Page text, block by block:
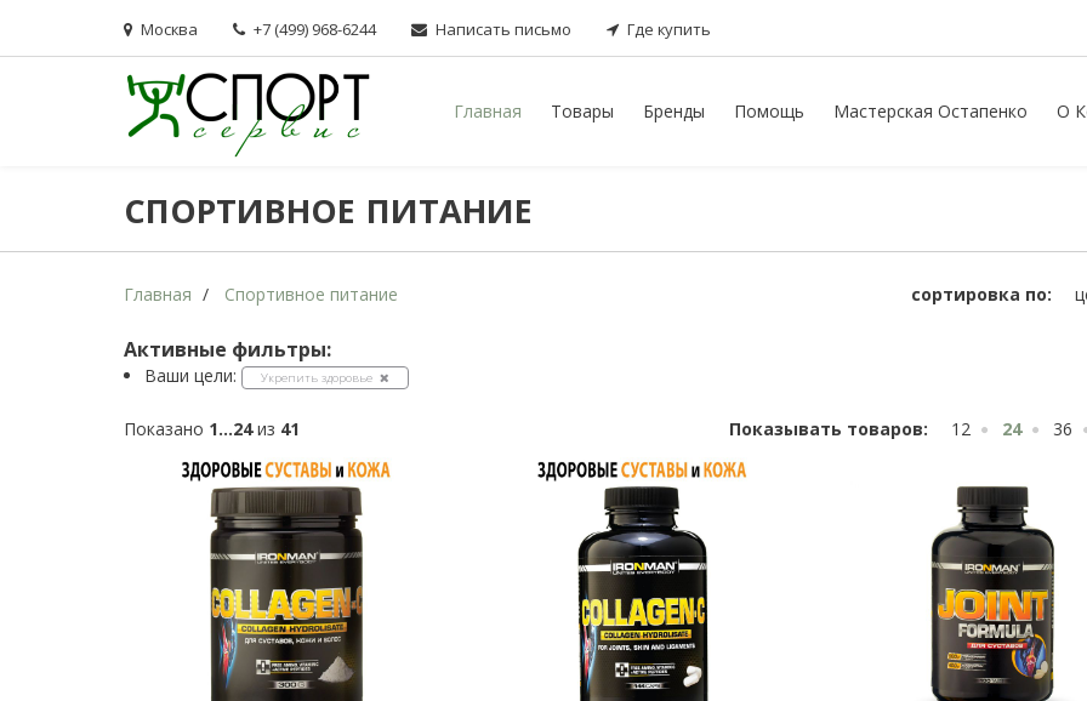
Москва +7 (499) 968-6244 Написать письмо Где купить
Главная Товары Бренды Помощь Мастерская Остапенко О
СПОРТИВНОЕ ПИТАНИЕ
Главная Спортивное питание сортировка по:
Активные фильтры:
Ваши цели: Укрепить здоровье
Показано 1...24из 41 Показывать товаров: 12 24 36